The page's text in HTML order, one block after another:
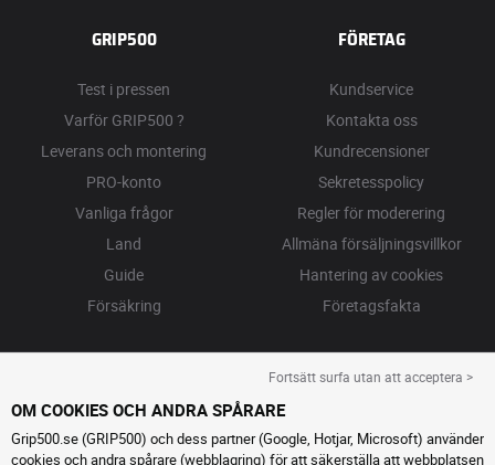
GRIP500
Test i pressen
Varför GRIP500 ?
Leverans och montering
PRO-konto
Vanliga frågor
Land
Guide
Försäkring
FÖRETAG
Kundservice
Kontakta oss
Kundrecensioner
Sekretesspolicy
Regler för moderering
Allmäna försäljningsvillkor
Hantering av cookies
Företagsfakta
Fortsätt surfa utan att acceptera >
OM COOKIES OCH ANDRA SPÅRARE
Grip500.se (GRIP500) och dess partner (Google, Hotjar, Microsoft) använder
cookies och andra spårare (webblagring) för att säkerställa att webbplatsen